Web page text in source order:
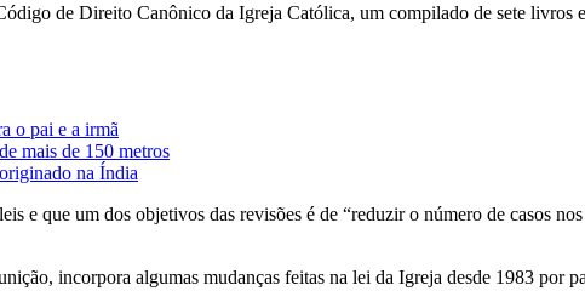
de Direito Canônico da Igreja Católica, um compilado de sete livros
o pai e a irmã
mais de 150 metros
na Índia
e que um dos objetivos das revisões é de “reduzir o número de casos
incorpora algumas mudanças feitas na lei da Igreja desde 1983 por